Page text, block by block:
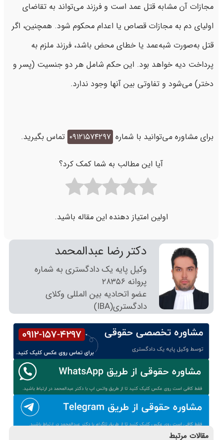
مجازات آن مشابه قتل عمد است و فرزند می‌تواند به تقاضای
اولیای دم به مجازات قصاص یا اعدام محکوم شود. همچنین، اگر
قتل به‌صورت شبه‌عمد یا خطای محض باشد، فرزند ملزم به
پرداخت دیه خواهد بود. این حکم شامل هر دو جنسیت (پسر و
دختر) می‌شود و تفاوتی بین آنها وجود ندارد.
برای مشاوره می‌توانید با شماره ۰۹۱۲۱۵۷۴۲۹۷ تماس بگیرید.
آیا این مطالب به شما کمک کرد؟
اولین امتیاز دهنده این مقاله باشید.
دکتر رضا عبدالمحمد
وکیل پایه یک دادگستری به شماره
پروانه ٢٨٣٥٦
عضو اتحادیه بین المللی وکلای
دادگستری(IBA)
مقالات مرتبط